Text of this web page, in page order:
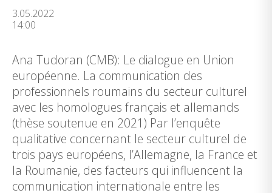
3.05.2022
14:00
Ana Tudoran (CMB): Le dialogue en Union
européenne. La communication des
professionnels roumains du secteur culturel
avec les homologues français et allemands
(thèse soutenue en 2021) Par l’enquête
qualitative concernant le secteur culturel de
trois pays européens, l’Allemagne, la France et
la Roumanie, des facteurs qui influencent la
communication internationale entre les